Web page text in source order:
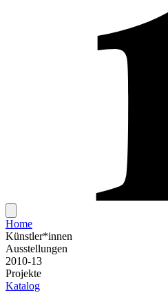
Home
Künstler*innen
Ausstellungen
2010-13
Projekte
Katalog